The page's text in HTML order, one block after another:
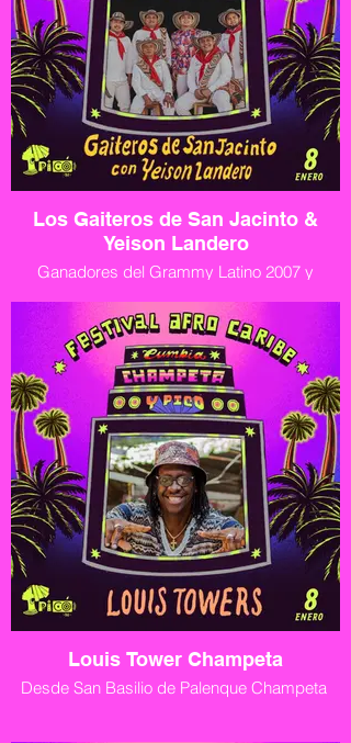
Los Gaiteros de San Jacinto &
Yeison Landero
Ganadores del Grammy Latino 2007 y
tradicional
Louis Tower Champeta
Desde San Basilio de Palenque Champeta